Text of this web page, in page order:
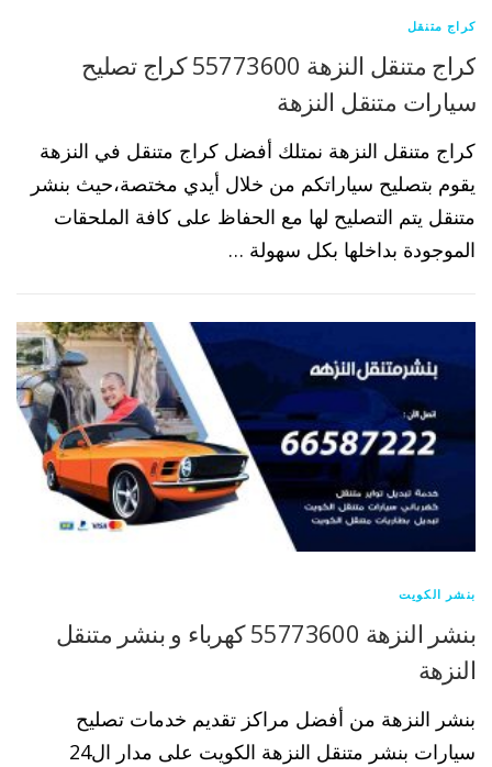
كراج متنقل
كراج متنقل النزهة 55773600 كراج تصليح
سيارات متنقل النزهة
كراج متنقل النزهة نمتلك أفضل كراج متنقل في النزهة
يقوم بتصليح سياراتكم من خلال أيدي مختصة،حيث بنشر
متنقل يتم التصليح لها مع الحفاظ على كافة الملحقات
الموجودة بداخلها بكل سهولة …
بنشر الكويت
بنشر النزهة 55773600 كهرباء و بنشر متنقل
النزهة
بنشر النزهة من أفضل مراكز تقديم خدمات تصليح
سيارات بنشر متنقل النزهة الكويت على مدار ال24